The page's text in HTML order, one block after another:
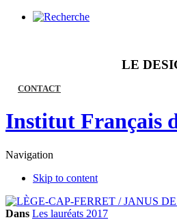
LE
CONTACT
Institut Français
Navigation
Skip to content
Dans Les lauréats 2017